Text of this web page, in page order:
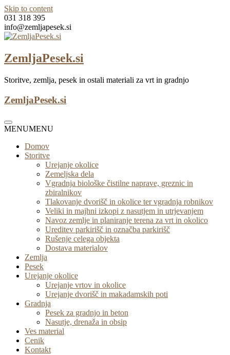
Skip to content
031 318 395
info@zemljapesek.si
ZemljaPesek.si
Storitve, zemlja, pesek in ostali materiali za vrt in gradnjo
ZemljaPesek.si
MENUMENU
Domov
Storitve
Urejanje okolice
Zemeljska dela
Vgradnja biološke čistilne naprave, greznic in
zbiralnikov
Tlakovanje dvorišč in okolice ter vgradnja robnikov
Veliki in majhni izkopi z nasutjem in utrjevanjem
Navoz zemlje in planiranje terena za vrt in okolico
Ureditev parkirišč in označba parkirišč
Rušenje celega objekta
Dostava materialov
Zemlja
Pesek
Urejanje okolice
Urejanje vrtov in okolice
Urejanje dvorišč in makadamskih poti
Gradnja
Pesek za gradnjo in beton
Nasutje, drenaža in obsip
Ves material
Cenik
Kontakt